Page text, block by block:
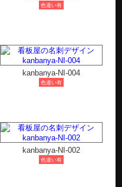
色違い有
kanbanya-NI-004
色違い有
kanbanya-NI-002
色違い有